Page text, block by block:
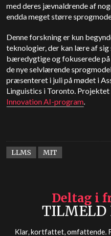
med deres jævnaldrende af
endda meget større
Denne forskning er kun
teknologier, der kan lære af
bæredygtige og fokuserede
de nye selvlærende
præsenteret i juli på mødet i
Linguistics i Toronto.
Innovation AI-program.
LLMS MIT
Deltag i
TILMELD
Klar, kortfattet, omfattende.